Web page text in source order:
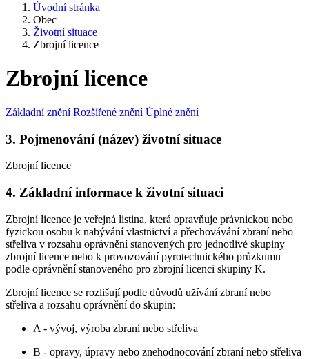
Úvodní stránka
Obec
Životní situace
Zbrojní licence
Zbrojní licence
Základní znění Rozšířené znění Úplné znění
3. Pojmenování (název) životní situace
Zbrojní licence
4. Základní informace k životní situaci
Zbrojní licence je veřejná listina, která opravňuje právnickou nebo
fyzickou osobu k nabývání vlastnictví a přechovávání zbraní nebo
střeliva v rozsahu oprávnění stanovených pro jednotlivé skupiny
zbrojní licence nebo k provozování pyrotechnického průzkumu
podle oprávnění stanoveného pro zbrojní licenci skupiny K.
Zbrojní licence se rozlišují podle důvodů užívání zbraní nebo
střeliva a rozsahu oprávnění do skupin:
A - vývoj, výroba zbraní nebo střeliva
B - opravy, úpravy nebo znehodnocování zbraní nebo střeliva